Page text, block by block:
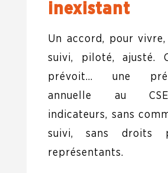
inexistant
Un accord, pour
suivi, piloté, ajusté.
prévoit… une
annuelle au
indicateurs, sans
suivi, sans droits
représentants.